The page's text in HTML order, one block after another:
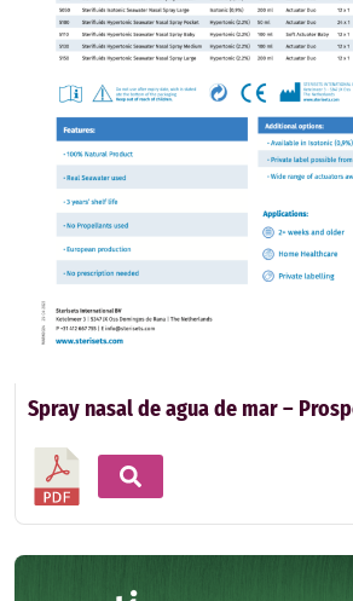
Spray nasal de agua de mar –